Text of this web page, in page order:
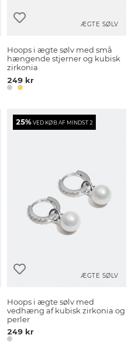
ÆGTE SØLV
Hoops i ægte sølv med små
hængende stjerner og kubisk
zirkonia
249 kr
25%VED KØB AF MINDST 2
ÆGTE SØLV
Hoops i ægte sølv med
vedhæng af kubisk zirkonia og
perler
249 kr